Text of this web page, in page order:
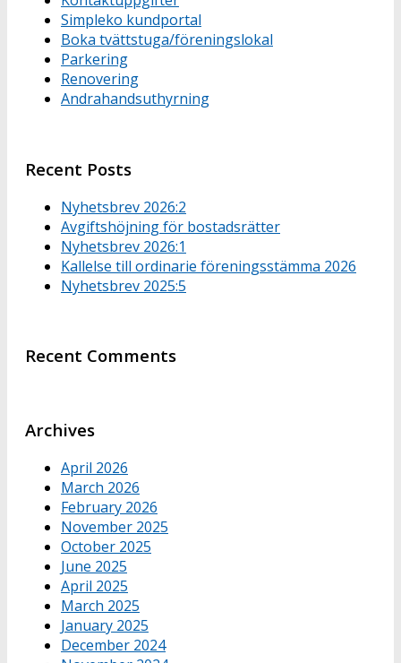
Simpleko kundportal
Boka tvättstuga/föreningslokal
Parkering
Renovering
Andrahandsuthyrning
Recent Posts
Nyhetsbrev 2026:2
Avgiftshöjning för bostadsrätter
Nyhetsbrev 2026:1
Kallelse till ordinarie föreningsstämma 2026
Nyhetsbrev 2025:5
Recent Comments
Archives
April 2026
March 2026
February 2026
November 2025
October 2025
June 2025
April 2025
March 2025
January 2025
December 2024